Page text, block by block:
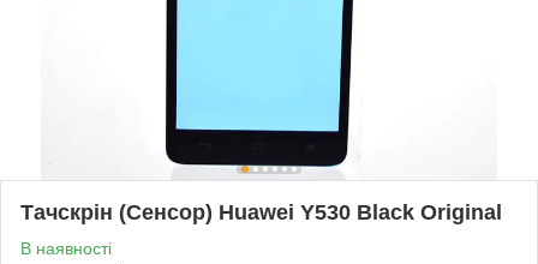
Тачскрін (Сенсор) Huawei Y530 Black Original
В наявності